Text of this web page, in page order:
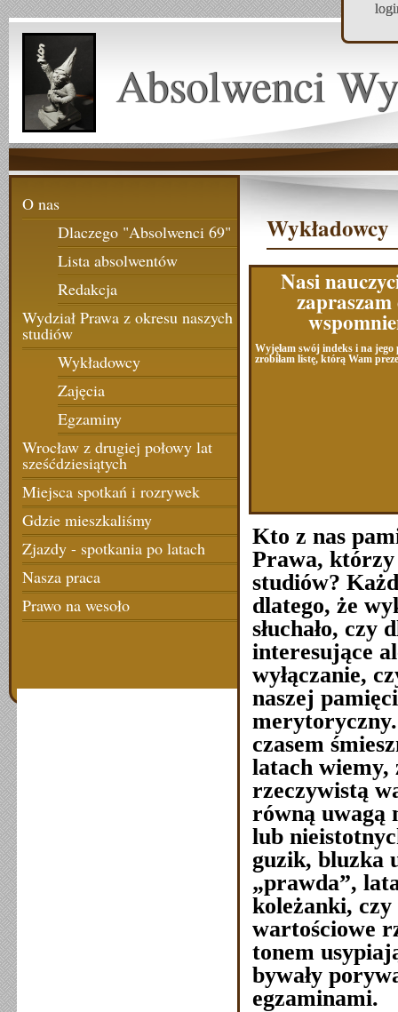
Absolwenci
O nas
Dlaczego "Absolwenci 69"
Lista absolwentów
Redakcja
Wydział Prawa z okresu naszych
studiów
Wykładowcy
Zajęcia
Egzaminy
Wrocław z drugiej połowy lat
sześćdziesiątych
Miejsca spotkań i rozrywek
Gdzie mieszkaliśmy
Zjazdy - spotkania po latach
Nasza praca
Prawo na wesoło
Wykładowcy
Nasi
Wyjęłam swój indeks i na jego
zrobiłam listę, którą Wam
Kto z nas
Prawa, którzy
studiów?
dlatego, że
słuchało, czy
interesujące
wyłączanie,
naszej
merytoryczny.
czasem
latach wiemy,
rzeczywistą
równą uwagą
lub
guzik, bluzka
„prawda”,
koleżanki,
wartościowe
tonem
bywały
egzaminami.